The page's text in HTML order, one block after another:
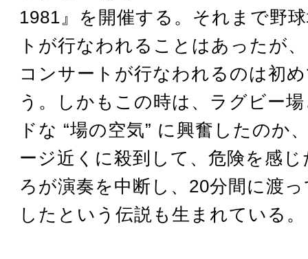
1981』を開催する。それまで野
トが行なわれることはあったが
コンサートが行なわれるのは初
う。しかもこの時は、ラグビー
ドな “場の空気” に興奮したのか
ージ近くに殺到して、危険を感
ろが演奏を中断し、20分間に渡
したという伝説も生まれている。